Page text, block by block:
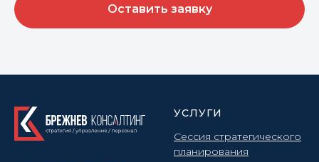
Оставить заявку
УСЛУГИ
Сессия стратегического
планирования